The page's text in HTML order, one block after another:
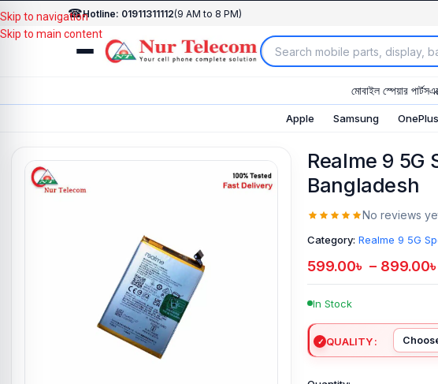
☎Hotline: 01911311112(9 AM to 8 PM)
মোবাইল স্পেয়ার পার্টস
Apple Samsung OnePlus
Skip to navigation
Skip to main content
Realme 9 5G
Bangladesh
No reviews
Category: Realme 9 5G
599.00৳ – 899.00
In Stock
QUALITY